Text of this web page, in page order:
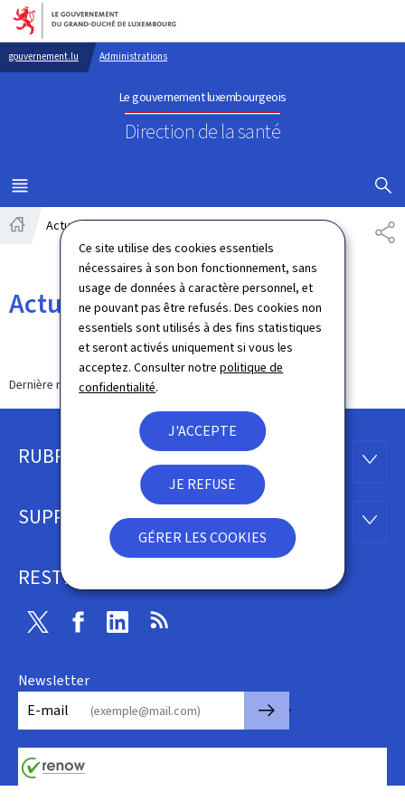
Ce site utilise des cookies essentiels
nécessaires à son bon fonctionnement, sans
usage de données à caractère personnel, et
ne pouvant pas être refusés. Des cookies non
essentiels sont utilisés à des fins statistiques
et seront activés uniquement si vous les
acceptez. Consulter notrepolitique de
confidentialité.
J'ACCEPTE
JE REFUSE
GÉRER LES COOKIES
Aller au menu principal
Aller au contenu
gouvernement.lu Administrations
Le gouvernement luxembourgeois
Direction de la santé
MENU
PRINCIPAL
Actualités
Actualités
Dernière modification le12.09.2024
Pied
page
RUBRIQUES
SUPPORT
RESTEZ CONNECTÉ
Twitter FacebookLinkedIn
Newsletter
E-mail
🡒